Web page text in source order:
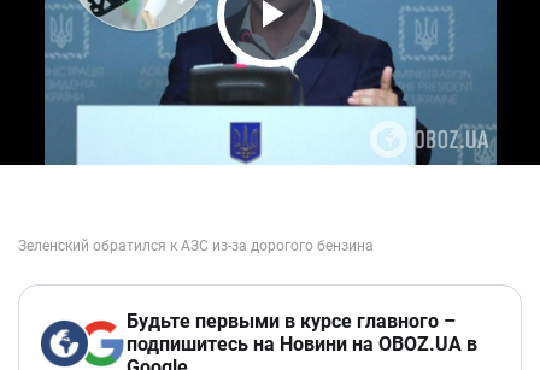
Play Video
Будьте первыми в курсе главного –
подпишитесь на Новини на OBOZ.UA в